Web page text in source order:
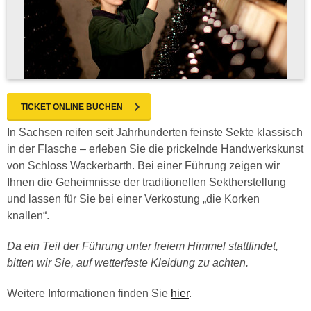
TICKET ONLINE BUCHEN
In Sachsen reifen seit Jahrhunderten feinste Sekte klassisch
in der Flasche – erleben Sie die prickelnde Handwerkskunst
von Schloss Wackerbarth. Bei einer Führung zeigen wir
Ihnen die Geheimnisse der traditionellen Sektherstellung
und lassen für Sie bei einer Verkostung „die Korken
knallen“.
Da ein Teil der Führung unter freiem Himmel stattfindet,
bitten wir Sie, auf wetterfeste Kleidung zu achten.
Weitere Informationen finden Sie hier.